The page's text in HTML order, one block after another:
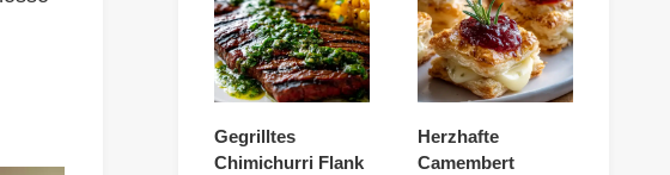
Gegrilltes
Chimichurri Flank
Herzhafte
Camembert